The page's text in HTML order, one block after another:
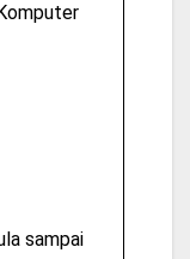
sampai